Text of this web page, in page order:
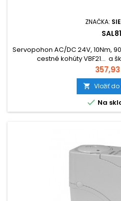
ZNAČKA:
SAL81
Servopohon AC/DC 24V, 10Nm,
cestné kohúty VBF21… a
Cena
 Vložiť
 Na